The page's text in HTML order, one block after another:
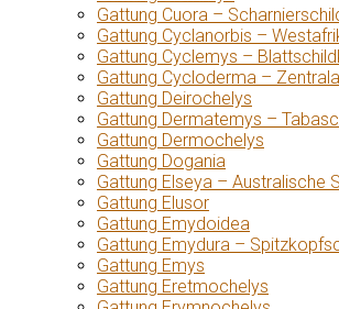
Gattung Cuora –
Gattung Cyclanorbis –
Gattung Cyclemys –
Gattung Cycloderma –
Gattung Deirochelys
Gattung Dermatemys –
Gattung Dermochelys
Gattung Dogania
Gattung Elseya – Australische
Gattung Elusor
Gattung Emydoidea
Gattung Emydura –
Gattung Emys
Gattung Eretmochelys